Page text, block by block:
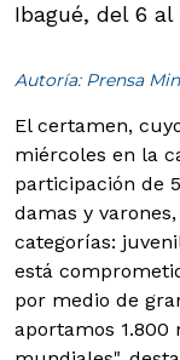
Ibagué, del 6 al
Autoría: Prensa
El certamen,
miércoles en la
participación de
damas y
categorías:
está
por medio de
aportamos 1.800